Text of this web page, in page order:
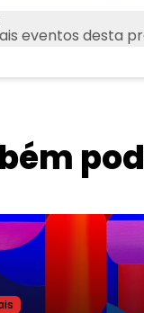
eventos desta